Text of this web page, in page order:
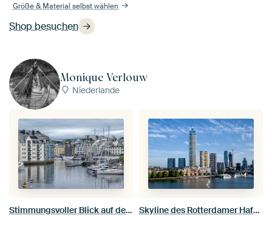
Shop besuchen
Größe & Material selbst wählen
Monique Verlouw
Niederlande
Stimmungsvoller Blick auf den Hafen Skyline des Rotterdamer Hafens